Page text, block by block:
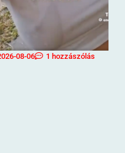
08-06 1 hozzászólás